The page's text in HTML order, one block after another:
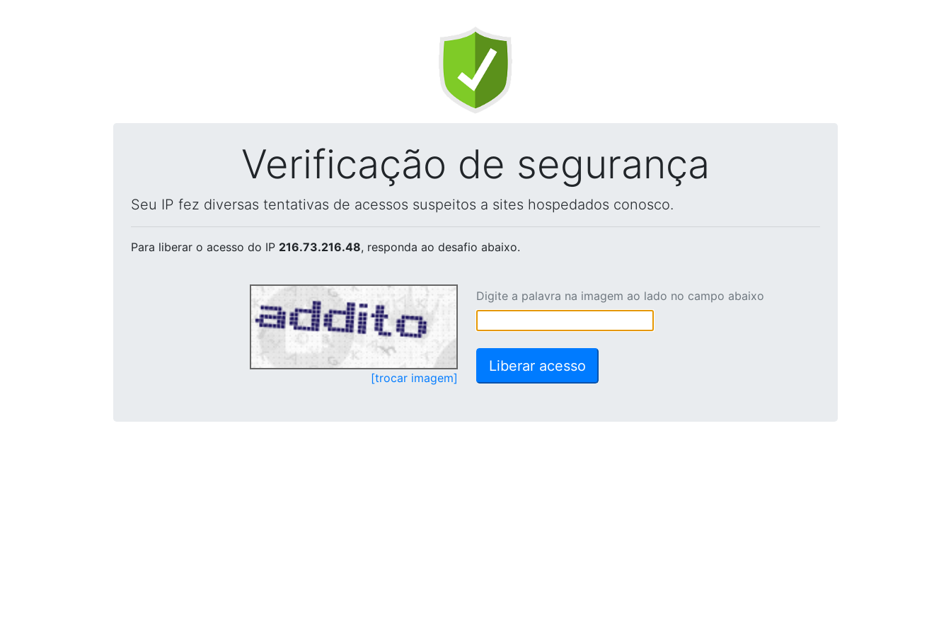
Verificação de segurança
Seu IP fez diversas tentativas de acessos suspeitos a sites hospedados conosco.
Para liberar o acesso do IP 216.73.216.48, responda ao desafio abaixo.
[trocar imagem]
Digite a palavra na imagem ao lado no campo abaixo